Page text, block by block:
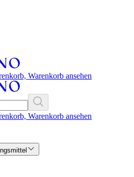
Warenkorb ansehen
Warenkorb ansehen